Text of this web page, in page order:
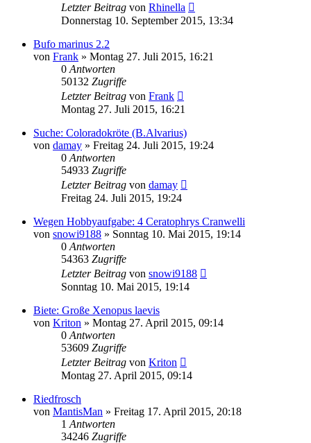
Letzter Beitrag von Rhinella
Donnerstag 10. September 2015, 13:34
Bufo marinus 2.2
von Frank » Montag 27. Juli 2015, 16:21
0 Antworten
50132 Zugriffe
Letzter Beitrag von Frank
Montag 27. Juli 2015, 16:21
Suche: Coloradokröte (B.Alvarius)
von damay » Freitag 24. Juli 2015, 19:24
0 Antworten
54933 Zugriffe
Letzter Beitrag von damay
Freitag 24. Juli 2015, 19:24
Wegen Hobbyaufgabe: 4 Ceratophrys Cranwelli
von snowi9188 » Sonntag 10. Mai 2015, 19:14
0 Antworten
54363 Zugriffe
Letzter Beitrag von snowi9188
Sonntag 10. Mai 2015, 19:14
Biete: Große Xenopus laevis
von Kriton » Montag 27. April 2015, 09:14
0 Antworten
53609 Zugriffe
Letzter Beitrag von Kriton
Montag 27. April 2015, 09:14
Riedfrosch
von MantisMan » Freitag 17. April 2015, 20:18
1 Antworten
34246 Zugriffe